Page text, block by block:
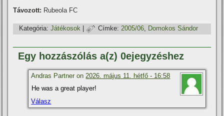
Távozott: Rubeola FC
Kategória: Játékosok | Címke: 2005/06, Domokos Sándor
Egy hozzászólás a(z) 0ejegyzéshez
Andras Partner on2026. május 11. hétfő - 16:58
He was a great player!
Válasz